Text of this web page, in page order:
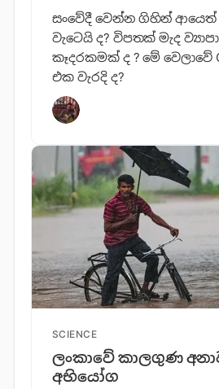
සංවේදී වෙන්න ගිහින්
වැටෙයි ද? විපතක් මැද
කෑදරකමක් ද ? මේ වෙලාවේ
එක වැරදි ද?
SCIENCE
ලංකාවේ කාලගුණ
අභියෝග